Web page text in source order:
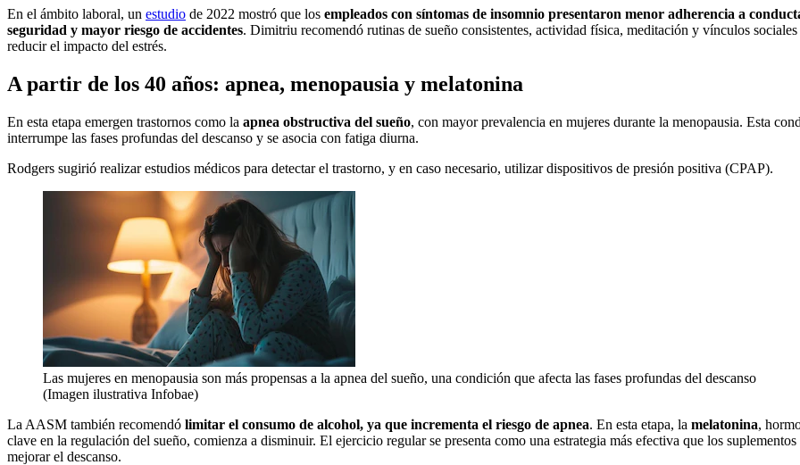
En el ámbito laboral, un estudio de 2022 mostró que los empleados con síntomas de insomnio presentaron menor adherencia a
seguridad y mayor riesgo de accidentes. Dimitriu recomendó rutinas de sueño consistentes, actividad física, meditación y vínculos sociales
reducir el impacto del estrés.
A partir de los 40 años: apnea, menopausia y melatonina
En esta etapa emergen trastornos como la apnea obstructiva del sueño, con mayor prevalencia en mujeres durante la menopausia. Esta
interrumpe las fases profundas del descanso y se asocia con fatiga diurna.
Rodgers sugirió realizar estudios médicos para detectar el trastorno, y en caso necesario, utilizar dispositivos de presión positiva (CPAP).
Las mujeres en menopausia son más propensas a la apnea del sueño, una condición que afecta las fases profundas del descanso
(Imagen ilustrativa Infobae)
La AASM también recomendó limitar el consumo de alcohol, ya que incrementa el riesgo de apnea. En esta etapa, la melatonina,
clave en la regulación del sueño, comienza a disminuir. El ejercicio regular se presenta como una estrategia más efectiva que los suplementos
mejorar el descanso.